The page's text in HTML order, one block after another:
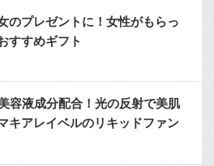
のプレゼントに！女性がもらっ
すすめギフト
容液成分配合！光の反射で美肌
キアレイベルのリキッドファン